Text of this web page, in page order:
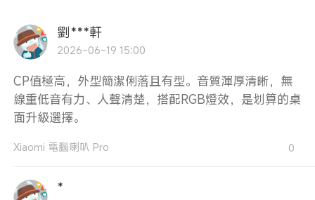
劉***軒
2026-06-19 15:00
CP值極高，外型簡潔俐落且有型。音質渾厚清晰，無
線重低音有力、人聲清楚，搭配RGB燈效，是划算的桌
面升級選擇。
Xiaomi 電腦喇叭 Pro 0
*